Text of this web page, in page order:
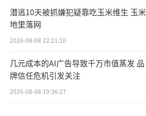
潜逃10天被抓嫌犯疑靠吃玉米维生 玉米
地里落网
2026-08-08 22:21:10
几元成本的AI广告导致千万市值蒸发 品
牌信任危机引发关注
2026-08-08 19:36:27